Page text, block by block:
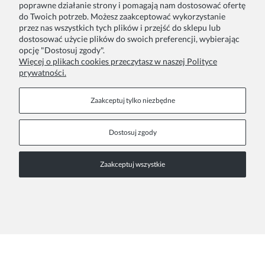
Twoje zamówienia
Zwroty i reklamacje
Formy płatności
Czas i koszty dostawy
Blog
Zainspiruj się
Kontakt
Pn. - Pt. 9:00 - 15:00
poprawne działanie strony i pomagają nam dostosować ofertę
do Twoich potrzeb. Możesz zaakceptować wykorzystanie
przez nas wszystkich tych plików i przejść do sklepu lub
dostosować użycie plików do swoich preferencji, wybierając
opcję "Dostosuj zgody".
Więcej o plikach cookies przeczytasz w naszej Polityce
prywatności.
Zaakceptuj tylko niezbędne
Dostosuj zgody
Zaakceptuj wszystkie